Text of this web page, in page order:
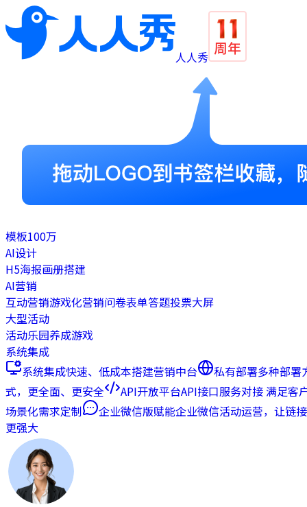
人人秀
模板100万
AI设计
H5海报画册搭建
AI营销
互动营销游戏化营销问卷表单答题投票大屏
大型活动
活动乐园养成游戏
系统集成
系统集成快速、低成本搭建营销中台 私有部署多种部署
式，更全面、更安全
API开放平台API接口服务对接 满足客
场景化需求定制
企业微信版赋能企业微信活动运营，让链接
更强大